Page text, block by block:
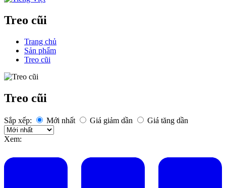
Treo cũi
Trang chủ
Sản phẩm
Treo cũi
Treo cũi
Sắp xếp: Mới nhất Giá giảm dần Giá tăng dần
Xem: